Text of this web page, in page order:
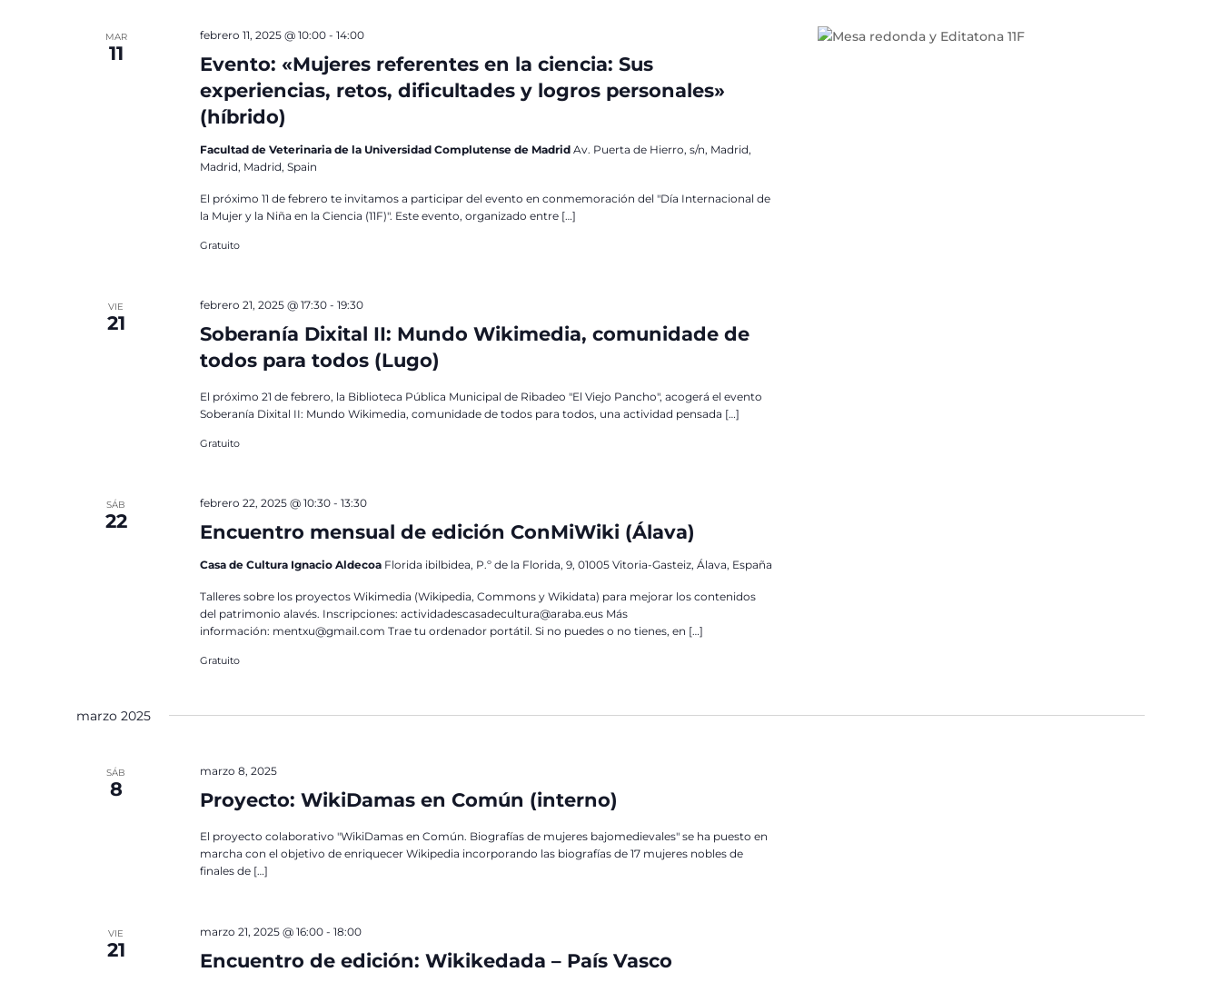
MAR
11
Evento: «Mujeres referentes en la ciencia: Sus
experiencias, retos, dificultades y logros personales»
(híbrido)
febrero 11, 2025 @ 10:00- 14:00
Facultad de Veterinaria de la Universidad Complutense de Madrid Av. Puerta de Hierro, s/n, Madrid,
Madrid, Madrid, Spain
El próximo 11 de febrero te invitamos a participar del evento en conmemoración del "Día Internacional de
la Mujer y la Niña en la Ciencia (11F)". Este evento, organizado entre […]
Gratuito
VIE
21
Soberanía Dixital II: Mundo Wikimedia, comunidade de
todos para todos (Lugo)
febrero 21, 2025 @ 17:30- 19:30
El próximo 21 de febrero, la Biblioteca Pública Municipal de Ribadeo "El Viejo Pancho", acogerá el evento
Soberanía Dixital II: Mundo Wikimedia, comunidade de todos para todos, una actividad pensada […]
Gratuito
SÁB
22 Encuentro mensual de edición ConMiWiki (Álava)
febrero 22, 2025 @ 10:30- 13:30
Casa de Cultura Ignacio Aldecoa Florida ibilbidea, P.º de la Florida, 9, 01005 Vitoria-Gasteiz, Álava, España
Talleres sobre los proyectos Wikimedia (Wikipedia, Commons y Wikidata) para mejorar los contenidos
del patrimonio alavés. Inscripciones: actividadescasadecultura@araba.eus Más
información: mentxu@gmail.com Trae tu ordenador portátil. Si no puedes o no tienes, en […]
Gratuito
marzo 2025
SÁB
8 Proyecto: WikiDamas en Común (interno)
marzo 8, 2025
El proyecto colaborativo "WikiDamas en Común. Biografías de mujeres bajomedievales" se ha puesto en
marcha con el objetivo de enriquecer Wikipedia incorporando las biografías de 17 mujeres nobles de
finales de […]
VIE
21 Encuentro de edición: Wikikedada – País Vasco
marzo 21, 2025 @ 16:00- 18:00